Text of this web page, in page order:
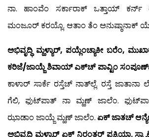
ನಾ. ಹಾಂವೆಂ ಸರ್ಕಾರಾಕ್ ಒತ್ತಾಯ್
ಮಂಜೂರ್ ಕರಯ್ಲೊ. ಆತಾಂ ತೆಂ ಅನುಷ್ಠಾನಾಕ್
ಅಭಿವೃದ್ಧಿ ಮ್ಹಳ್ಯಾರ್, ಪಯ್ಲೆಂಚ್ಯಾಕೀ ಬರೆಂ,
ಕರಿಜೆ/ಜಾಯ್ಜೆ ಶಿವಾಯ್ ಎಕ್‍ಚ್ ಪಾವ್ಟಿಂ ಸಂಪೂರ್ಣ್
ಕಾಳಾರ್ ಸಾರ್ಕೆ ರಸ್ತೆಚ್ ನಾತ್‍ಲ್ಲೆ. ರಸ್ತೆ ಜಾತಾನಾ
ಗೆಲಿ, ಫುಟ್‍ಪಾತ್ ನಾ ಮ್ಹಣ್ ಜಾಲೆಂ.
ಝಾಡಾಂ ಜಾಯ್ಜೆ ಮ್ಹಣ್ ಜಾಲೆಂ.ಏಕ್ ಜಾತಚ್
ಅಭಿವೃದ್ಧಿ ಮ್ಹಳ್ಯಾರ್ ಏಕ್ ನಿರಂತರ್ ಪ್ರಕ್ರಿಯಾ.